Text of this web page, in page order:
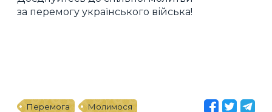
за перемогу українського війська!
Перемога
Молимося